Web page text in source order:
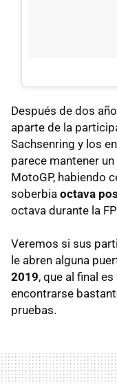
Después de dos
aparte de la
Sachsenring y los
parece mantener
MotoGP, habiendo
soberbia octava
octava durante la
Veremos si sus
le abren alguna
2019, que al final
encontrarse
pruebas.